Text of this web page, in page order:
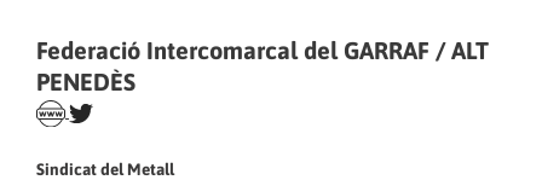
Federació Intercomarcal del GARRAF / ALT
PENEDÈS
Sindicat del Metall